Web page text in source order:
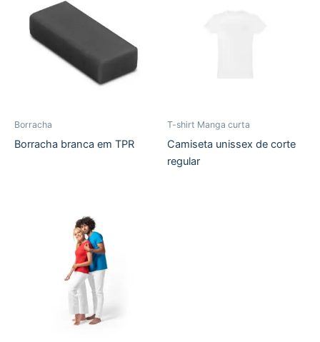
Borracha
Borracha branca em TPR
T-shirt Manga curta
Camiseta unissex de corte
regular